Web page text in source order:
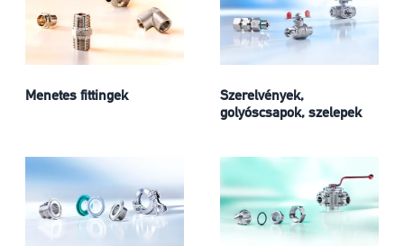
Menetes fittingek
Szerelvények,
golyóscsapok, szelepek